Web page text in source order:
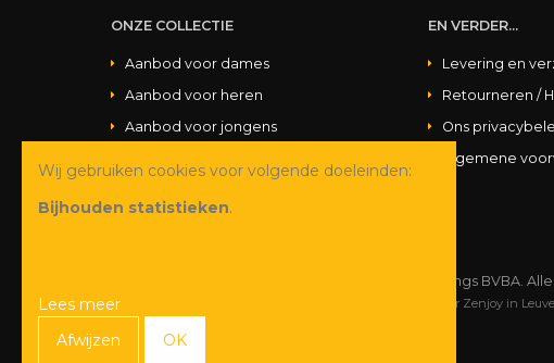
ONZE COLLECTIE
Aanbod voor dames
Aanbod voor heren
Aanbod voor jongens
EN VERDER...
Levering en
Retourneren /
Ons
Algemene
© Copyright 2026 Schoenen Ruytings BVBA.
door Zenjoy in
Wij gebruiken cookies voor volgende doeleinden:
Bijhouden statistieken.
Lees meer
Afwijzen
OK